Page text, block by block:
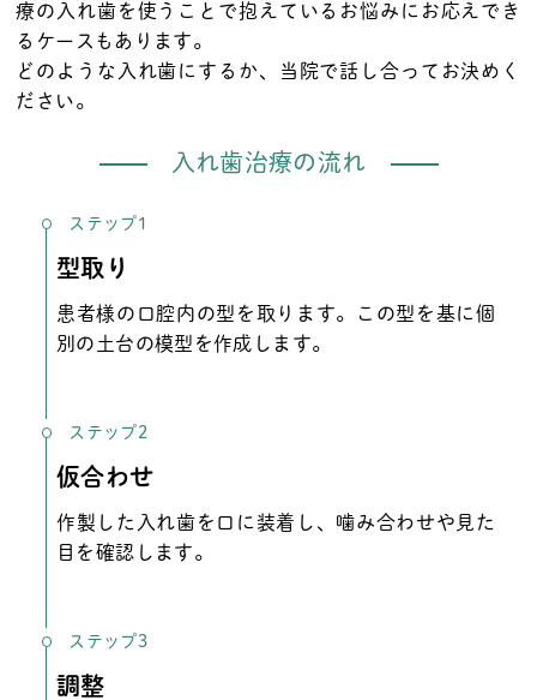
療の入れ歯を使うことで抱えているお悩みにお応えでき
るケースもあります。
どのような入れ歯にするか、当院で話し合ってお決めく
ださい。
入れ歯治療の流れ
ステップ1
型取り
患者様の口腔内の型を取ります。この型を基に個
別の土台の模型を作成します。
ステップ2
仮合わせ
作製した入れ歯を口に装着し、噛み合わせや見た
目を確認します。
ステップ3
調整